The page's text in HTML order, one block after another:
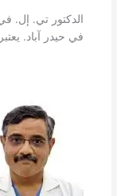
الدكتور تي. إل.
في حيدر آباد.